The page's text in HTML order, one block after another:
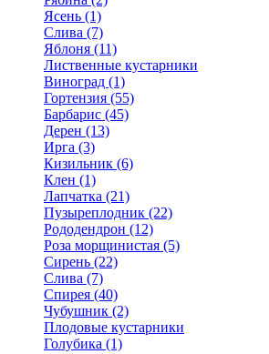
Ясень (1)
Слива (7)
Яблоня (11)
Лиственные кустарники
Виноград (1)
Гортензия (55)
Барбарис (45)
Дерен (13)
Ирга (3)
Кизильник (6)
Клен (1)
Лапчатка (21)
Пузыреплодник (22)
Рододендрон (12)
Роза морщинистая (5)
Сирень (22)
Слива (7)
Спирея (40)
Чубушник (2)
Плодовые кустарники
Голубика (1)